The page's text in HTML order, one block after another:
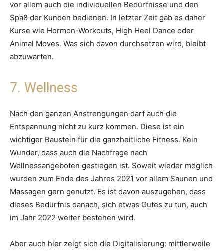
vor allem auch die individuellen Bedürfnisse und den
Spaß der Kunden bedienen. In letzter Zeit gab es daher
Kurse wie Hormon-Workouts, High Heel Dance oder
Animal Moves. Was sich davon durchsetzen wird, bleibt
abzuwarten.
7. Wellness
Nach den ganzen Anstrengungen darf auch die
Entspannung nicht zu kurz kommen. Diese ist ein
wichtiger Baustein für die ganzheitliche Fitness. Kein
Wunder, dass auch die Nachfrage nach
Wellnessangeboten gestiegen ist. Soweit wieder möglich
wurden zum Ende des Jahres 2021 vor allem Saunen und
Massagen gern genutzt. Es ist davon auszugehen, dass
dieses Bedürfnis danach, sich etwas Gutes zu tun, auch
im Jahr 2022 weiter bestehen wird.
Aber auch hier zeigt sich die Digitalisierung: mittlerweile